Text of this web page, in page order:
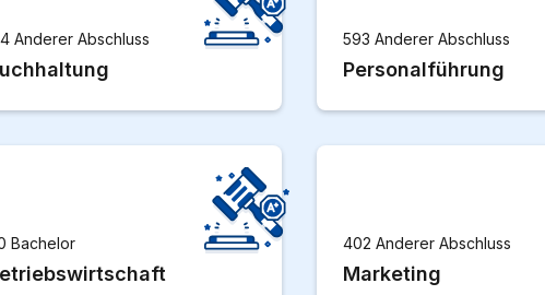
Anderer Abschluss 593 Anderer Abschluss
Personalführung
Bachelor 402 Anderer Abschluss
Marketing